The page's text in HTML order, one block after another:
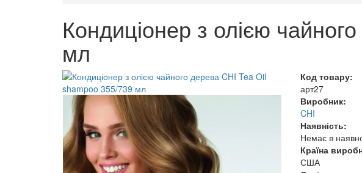
Кондиціонер з олією
мл
Код товару:
арт27
Виробник:
CHI
Наявність:
Немає в
Країна
США